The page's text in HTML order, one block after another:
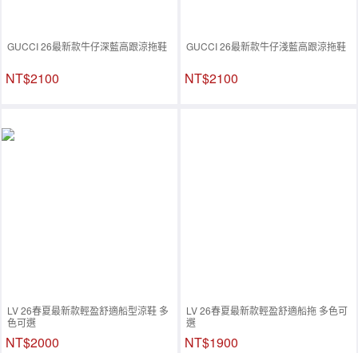
GUCCI 26最新款牛仔深藍高跟涼拖鞋
NT$2100
GUCCI 26最新款牛仔淺藍高跟涼拖鞋
NT$2100
LV 26春夏最新款輕盈舒適船型涼鞋 多
色可選
NT$2000
LV 26春夏最新款輕盈舒適船拖 多色可
選
NT$1900